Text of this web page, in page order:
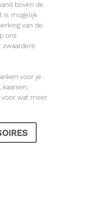
boven de
is mogelijk
van de
ons
zwaardere
voor je
wat meer